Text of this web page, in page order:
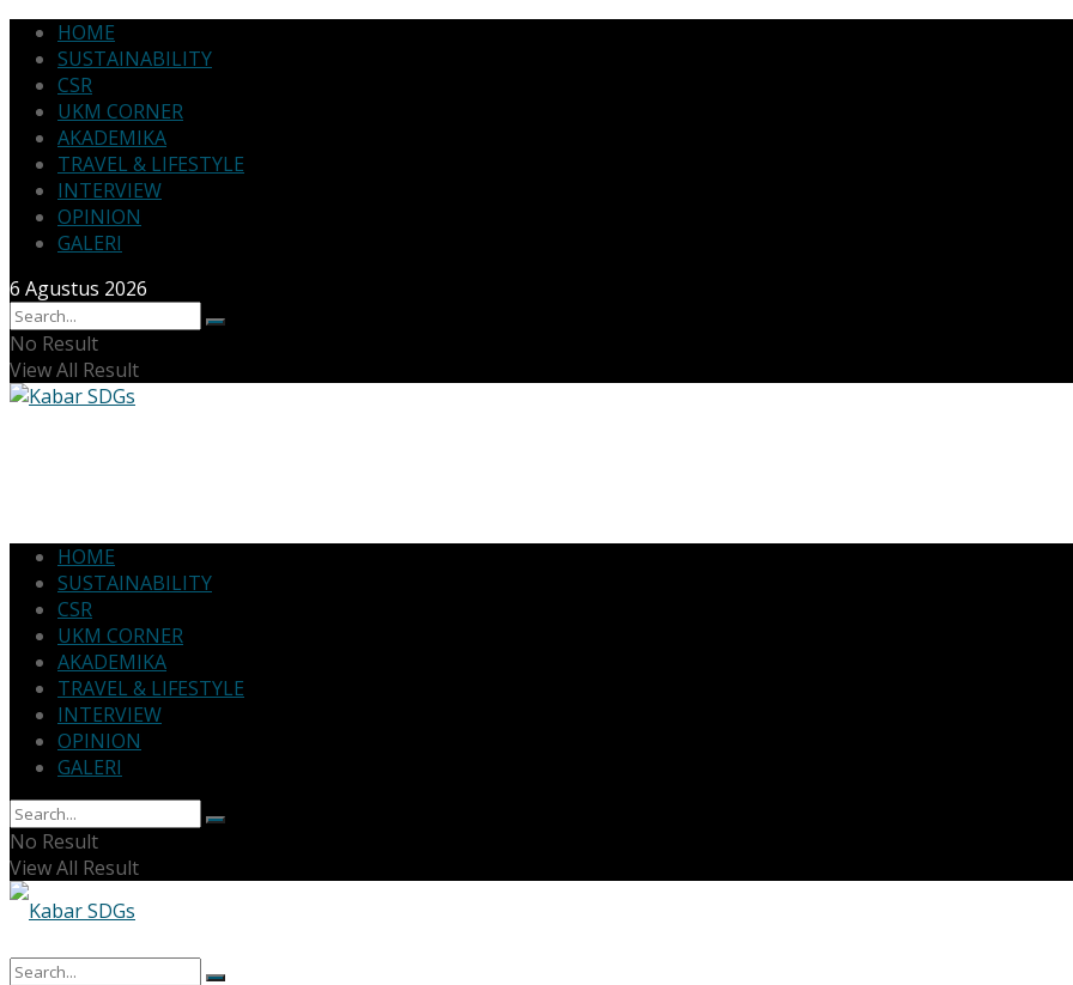
HOME
SUSTAINABILITY
CSR
UKM CORNER
AKADEMIKA
TRAVEL & LIFESTYLE
INTERVIEW
OPINION
GALERI
6 Agustus 2026
No Result
View All Result
HOME
SUSTAINABILITY
CSR
UKM CORNER
AKADEMIKA
TRAVEL & LIFESTYLE
INTERVIEW
OPINION
GALERI
No Result
View All Result